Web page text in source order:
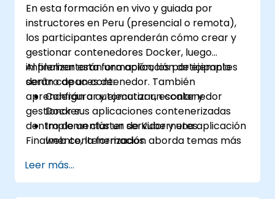
En esta formación en vivo y guiada por
instructores en Peru (presencial o remota),
los participantes aprenderán cómo crear y
gestionar contenedores Docker, luego
implementarán una aplicación de ejemplo
dentro de un contenedor. También
aprenderán a automatizar, escalar y
gestionar sus aplicaciones contenerizadas
dentro de un clúster de Kubernetes.
Finalmente, la formación aborda temas más
proceso de asegurar, escalar y monitorear un
clúster de Kubernetes.
Al finalizar esta formación, los participantes
serán capaces de:
Configurar y ejecutar un contenedor
Docker.
Implementar un servidor y una aplicación
web contenerizados.
Docker.
Configurar un clúster de Docker y
Leer más...